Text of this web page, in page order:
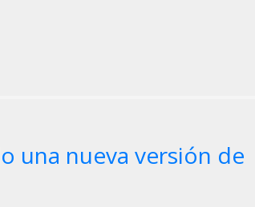
una nueva versión de